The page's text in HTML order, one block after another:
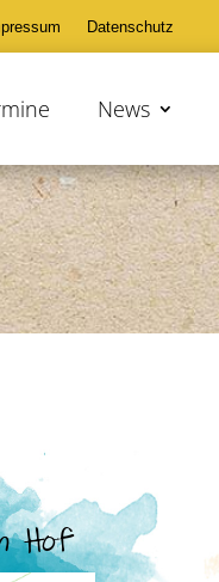
Datenschutz
News
Hof